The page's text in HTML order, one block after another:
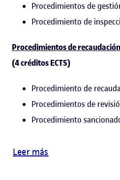
Procedimientos de
Procedimiento de
Procedimientos de
(4 créditos ECTS)
Procedimiento de
Procedimientos de
Procedimiento
Leer más